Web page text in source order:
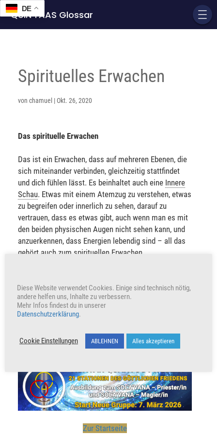
QUIN'TAAS Glossar
Spirituelles Erwachen
vonchamuel | Okt. 26, 2020
Das spirituelle Erwachen
Das ist ein Erwachen, dass auf mehreren Ebenen, die
sich miteinander verbinden, gleichzeitig stattfindet
und dich fühlen lässt. Es beinhaltet auch eine Innere
Schau. Etwas mit einem Atemzug zu verstehen, etwas
zu begreifen oder innerlich zu sehen, darauf zu
vertrauen, dass es etwas gibt, auch wenn man es mit
den beiden physischen Augen nicht sehen kann, und
anzuerkennen, dass Energien lebendig sind – all das
gehört auch zum spirituellen Erwachen.
VERKÜNDE UND TEILE
Unterstütze unser Wirken indem du den Beitrag teilst
Zur Startseite
Diese Website verwendet Cookies. Einige sind technisch nötig,
andere helfen uns, Inhalte zu verbessern.
Mehr Infos findest du in unserer
Datenschutzerklärung.
Cookie Einstellungen ABLEHNEN Alles akzeptieren
DE